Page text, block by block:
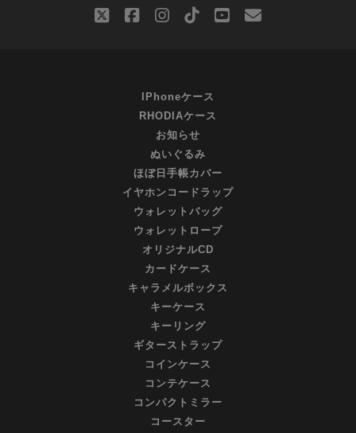
twitterfacebookinstagram
tiktokyoutube
email
IPhoneケース
RHODIAケース
お知らせ
ぬいぐるみ
ほぼ日手帳カバー
イヤホンコードラップ
ウォレットバッグ
ウォレットロープ
オリジナルCD
カードケース
キャラメルボックス
キーケース
キーリング
ギターストラップ
コインケース
コンテケース
コンパクトミラー
コースター